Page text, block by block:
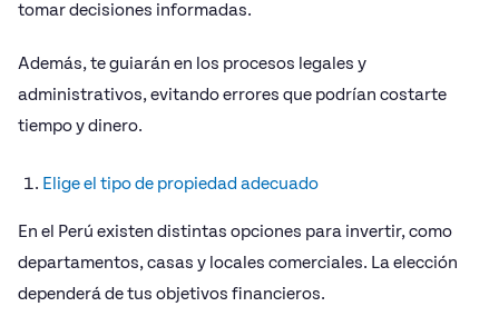
tomar decisiones informadas.
Además, te guiarán en los procesos legales y
administrativos, evitando errores que podrían costarte
tiempo y dinero.
Elige el tipo de propiedad adecuado
En el Perú existen distintas opciones para invertir, como
departamentos, casas y locales comerciales. La elección
dependerá de tus objetivos financieros.